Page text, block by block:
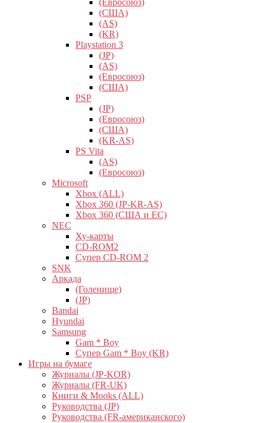
(Евросоюз)
(США)
(AS)
(KR)
Playstation 3
(JP)
(AS)
(Евросоюз)
(США)
PSP
(JP)
(Евросоюз)
(США)
(KR-AS)
PS Vita
(AS)
(Евросоюз)
Microsoft
Xbox (ALL)
Xbox 360 (JP-KR-AS)
Xbox 360 (США и ЕС)
NEC
Ху-карты
CD-ROM2
Супер CD-ROM 2
SNK
Аркада
(Голенище)
(JP)
Bandai
Hyundai
Samsung
Gam * Boy
Супер Gam * Boy (KR)
Игры на бумаге
Журналы (JP-KOR)
Журналы (FR-UK)
Книги & Mooks (ALL)
Руководства (JP)
Руководства (FR-американского)